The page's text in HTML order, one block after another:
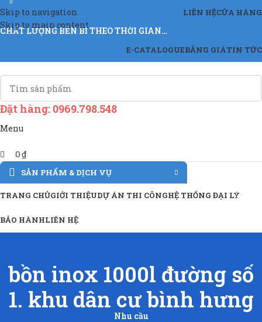
Skip to navigation
Skip to main content
LIÊN HỆCỬA HÀNG
CHẤT LƯỢNG BỀN BỈ THEO THỜI GIAN…
E-CATALOGUEBẢNG GIÁTIN TỨC
Đặt hàng: 0969.798.548
Menu
0
0₫
SẢN PHẨM & DỊCH VỤ
TRANG CHỦGIỚI THIỆUDỰ ÁN THI CÔNGHỆ THỐNG ĐẠI LÝ
BẢO HÀNHLIÊN HỆ
bồn inox 1000l đường số
1. khu dân cư bình hưng
Nhu cầu